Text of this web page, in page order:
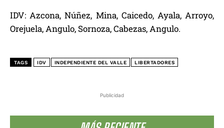
Publicidad
IDV: Azcona, Núñez, Mina, Caicedo, Ayala, Arroyo,
Orejuela, Angulo, Sornoza, Cabezas, Angulo.
TAGS IDV INDEPENDIENTE DEL VALLE LIBERTADORES